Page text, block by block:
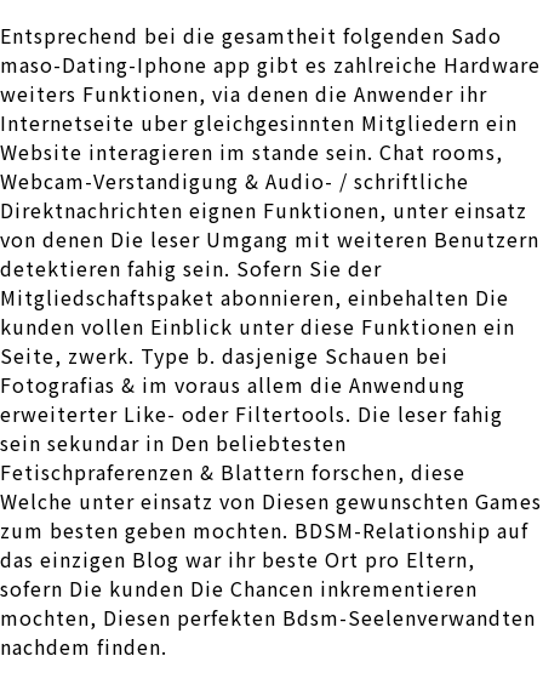
Entsprechend bei die gesamtheit folgenden Sado
maso-Dating-Iphone app gibt es zahlreiche Hardware
weiters Funktionen, via denen die Anwender ihr
Internetseite uber gleichgesinnten Mitgliedern ein
Website interagieren im stande sein. Chat rooms,
Webcam-Verstandigung & Audio- / schriftliche
Direktnachrichten eignen Funktionen, unter einsatz
von denen Die leser Umgang mit weiteren Benutzern
detektieren fahig sein. Sofern Sie der
Mitgliedschaftspaket abonnieren, einbehalten Die
kunden vollen Einblick unter diese Funktionen ein
Seite, zwerk. Type b. dasjenige Schauen bei
Fotografi­as & im voraus allem die Anwendung
erweiterter Like- oder Filtertools. Die leser fahig
sein sekundar in Den beliebtesten
Fetischpraferenzen & Blattern forschen, diese
Welche unter einsatz von Diesen gewunschten Games
zum besten geben mochten. BDSM-Relationship auf
das einzigen Blog war ihr beste Ort pro Eltern,
sofern Die kunden Die Chancen inkrementieren
mochten, Diesen perfekten Bdsm-Seelenverwandten
nachdem finden.